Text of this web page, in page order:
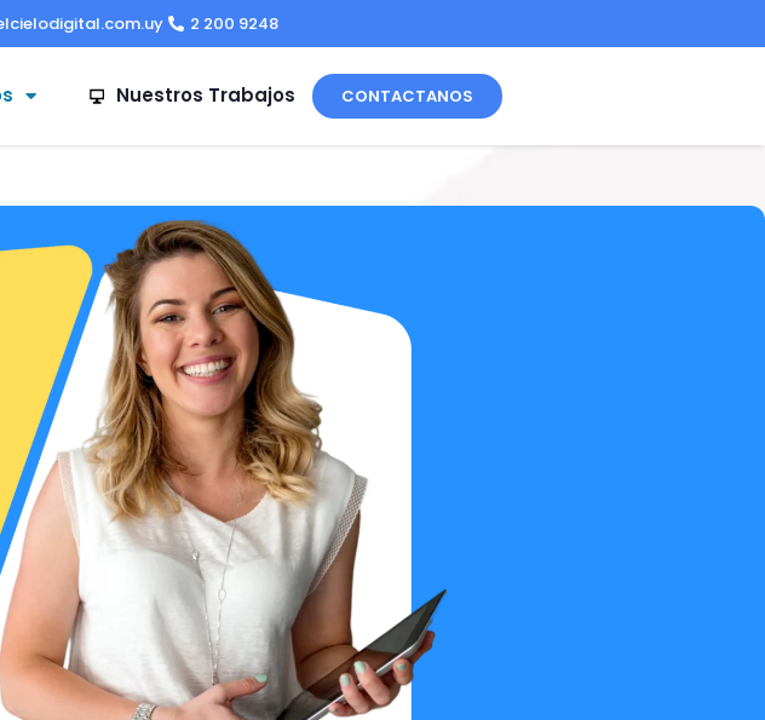
2 200 9248
Nuestros Trabajos CONTACTANOS